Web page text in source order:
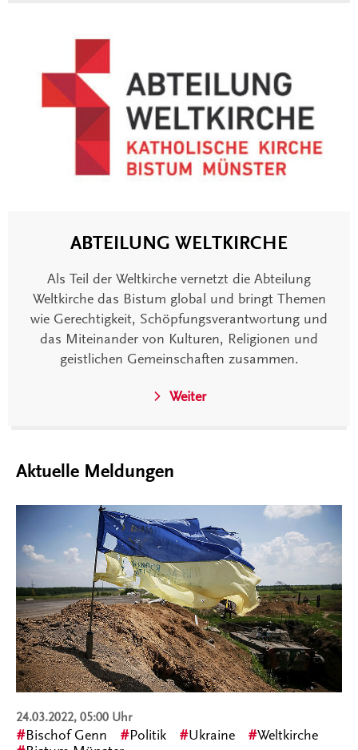
ABTEILUNG WELTKIRCHE
Als Teil der Weltkirche vernetzt die Abteilung
Weltkirche das Bistum global und bringt Themen
wie Gerechtigkeit, Schöpfungsverantwortung und
das Miteinander von Kulturen, Religionen und
geistlichen Gemeinschaften zusammen.
Weiter
Aktuelle Meldungen
24.03.2022, 05:00 Uhr
Bischof Genn Politik Ukraine
Weltkirche